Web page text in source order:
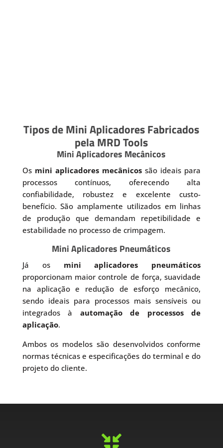
Tipos de Mini Aplicadores Fabricados
pela MRD Tools
Mini Aplicadores Mecânicos
Os mini aplicadores mecânicos são ideais para
processos contínuos, oferecendo alta
confiabilidade, robustez e excelente custo-
benefício. São amplamente utilizados em linhas
de produção que demandam repetibilidade e
estabilidade no processo de crimpagem.
Mini Aplicadores Pneumáticos
Já os mini aplicadores pneumáticos
proporcionam maior controle de força, suavidade
na aplicação e redução de esforço mecânico,
sendo ideais para processos mais sensíveis ou
integrados à automação de processos de
aplicação.
Ambos os modelos são desenvolvidos conforme
normas técnicas e especificações do terminal e do
projeto do cliente.
